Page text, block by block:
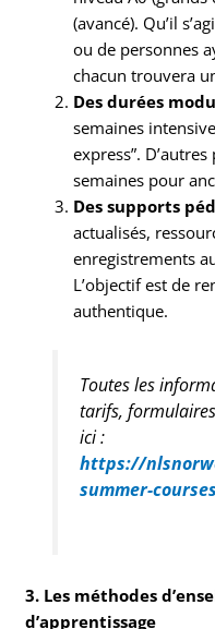
(avancé). Qu’il
ou de personnes
chacun trouvera
Des durées
semaines
express”.
semaines pour
Des supports
actualisés,
enregistrements
L’objectif est de
authentique.
Toutes les
tarifs,
ici :
https://
summer-
3. Les méthodes
d’apprentissage